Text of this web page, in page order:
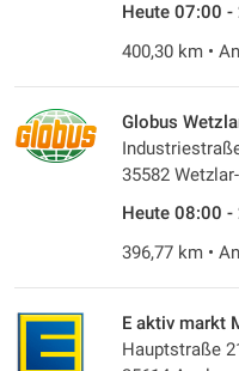
Heute 07:00 -
400,30 km •
Globus
35582
Heute 08:00 -
396,77 km •
E aktiv markt
Hauptstraße